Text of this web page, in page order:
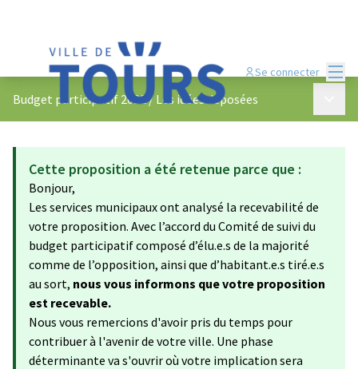
Se connecter
Budget participatif 2022/ Les idées déposées
Cette proposition a été retenue parce que :
Bonjour,
Les services municipaux ont analysé la recevabilité de
votre proposition. Avec l’accord du Comité de suivi du
budget participatif composé d’élu.e.s de la majorité
comme de l’opposition, ainsi que d’habitant.e.s tiré.e.s
au sort, nous vous informons que votre proposition
est recevable.
Nous vous remercions d'avoir pris du temps pour
contribuer à l'avenir de votre ville. Une phase
déterminante va s'ouvrir où votre implication sera